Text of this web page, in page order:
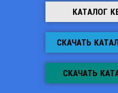
КАТАЛОГ
СКАЧАТЬ
СКАЧАТЬ